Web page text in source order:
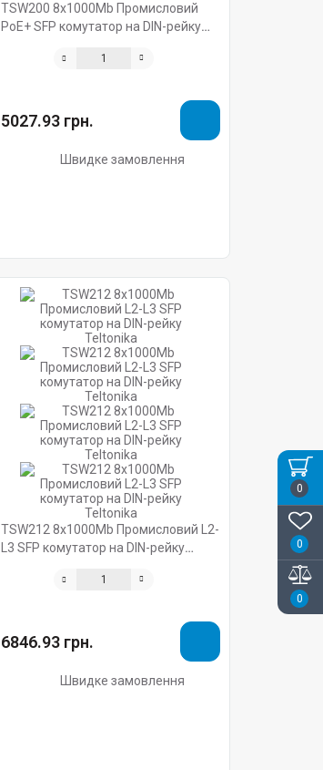
0
0
0
TSW200 8х1000Mb Промисловий
PoE+ SFP комутатор на DIN-рейку
5027.93 грн.
Швидке замовлення
TSW212 8х1000Mb Промисловий L2-
L3 SFP комутатор на DIN-рейку
6846.93 грн.
Швидке замовлення